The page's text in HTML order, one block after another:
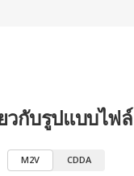
วกับรูปแบบไฟล์
M2V CDDA